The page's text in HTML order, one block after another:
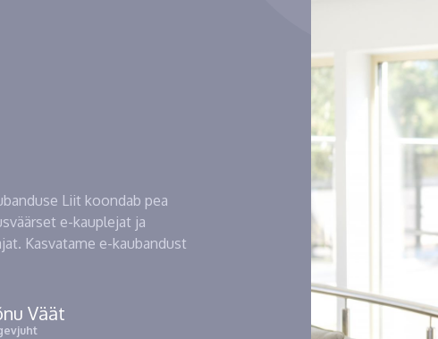
Liit koondab pea
e-kauplejat ja
Kasvatame e-kaubandust
Väät